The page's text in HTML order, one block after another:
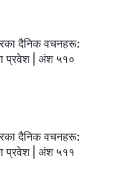
दैनिक वचनहरू:
प्रवेश | अंश ५१०
दैनिक वचनहरू:
प्रवेश | अंश ५११